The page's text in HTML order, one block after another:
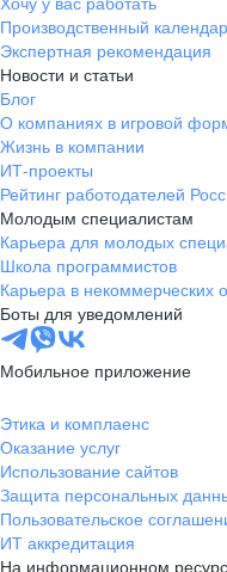
Производственный
Экспертная рекомендация
Новости и статьи
Блог
О компаниях в игровой
Жизнь в компании
ИТ-проекты
Рейтинг работодателей
Молодым специалистам
Карьера для молодых
Школа программистов
Карьера в некоммерческих
Боты для уведомлений
Мобильное приложение
Этика и комплаенс
Оказание услуг
Использование сайтов
Защита персональных
Пользовательское
ИТ аккредитация
На информационном